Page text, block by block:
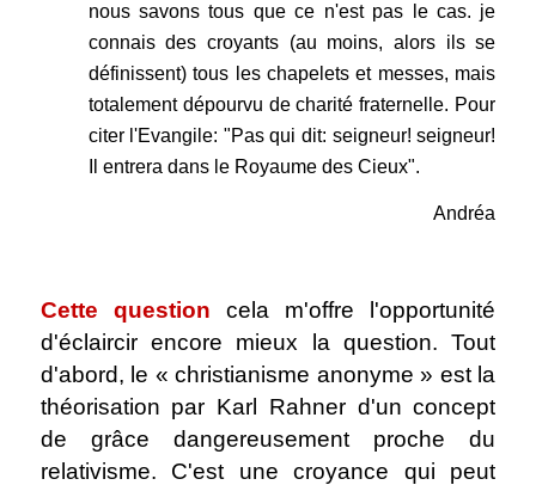
nous savons tous que ce n'est pas le cas. je
connais des croyants (au moins, alors ils se
définissent) tous les chapelets et messes, mais
totalement dépourvu de charité fraternelle. Pour
citer l'Evangile: "Pas qui dit: seigneur! seigneur!
Il entrera dans le Royaume des Cieux".
Andréa
Cette question cela m'offre l'opportunité
d'éclaircir encore mieux la question. Tout
d'abord, le « christianisme anonyme » est la
théorisation par Karl Rahner d'un concept
de grâce dangereusement proche du
relativisme. C'est une croyance qui peut